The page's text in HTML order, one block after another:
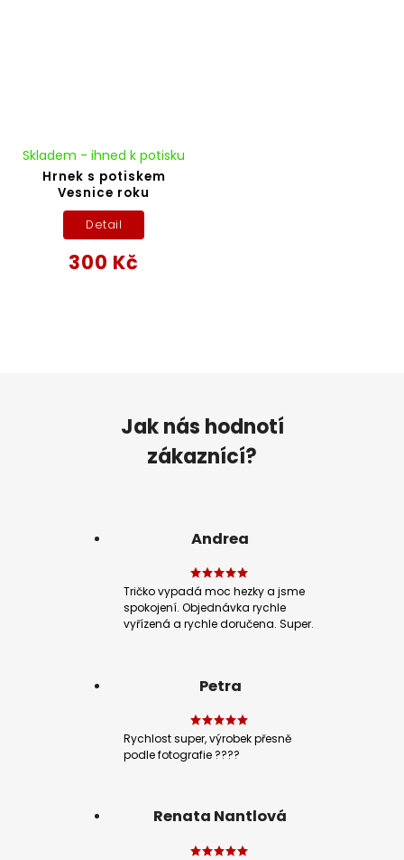
Hrnek s potiskem
Vesnice roku
Skladem - ihned k potisku
300 Kč
Detail
Jak nás hodnotí
zákaznící?
Andrea
Tričko vypadá moc hezky a jsme
spokojení. Objednávka rychle
vyřízená a rychle doručena. Super.
Petra
Rychlost super, výrobek přesně
podle fotografie ????
Renata Nantlová